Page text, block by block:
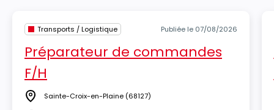
Transports / Logistique Publiée le 07/08/2026
Préparateur de commandes
F/H
Lieu Sainte-Croix-en-Plaine (68127)